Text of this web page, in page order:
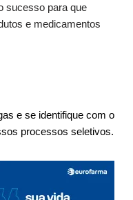
sucesso para que
e medicamentos
e se identifique com o
processos seletivos.